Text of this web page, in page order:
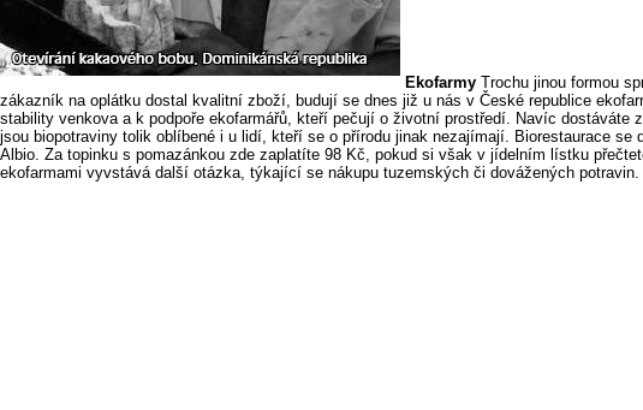
Ekofarmy Trochu jinou formou
zákazník na oplátku dostal kvalitní zboží, budují se dnes již u nás v České republice
stability venkova a k podpoře ekofarmářů, kteří pečují o životní prostředí. Navíc dostáváte
jsou biopotraviny tolik oblíbené i u lidí, kteří se o přírodu jinak nezajímají. Biorestaurace
Albio. Za topinku s pomazánkou zde zaplatíte 98 Kč, pokud si však v jídelním lístku
ekofarmami vyvstává další otázka, týkající se nákupu tuzemských či dovážených